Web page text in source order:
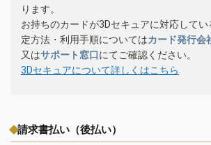
ります。
お持ちのカードが3Dセキュアに対応して
定方法・利用手順についてはカード発行会
又はサポート窓口にてご確認ください。
3Dセキュアについて詳しくはこちら
請求書払い（後払い）